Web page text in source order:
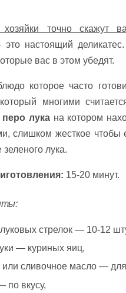
точно скажут
настоящий
вас в этом убедят.
которое часто
многими
перо лукана котором
слишком жесткое чтобы
зеленого лука.
15-20 минут.
стрелок — 10-12
— куриных яиц,
или сливочное масло —
по вкусу,